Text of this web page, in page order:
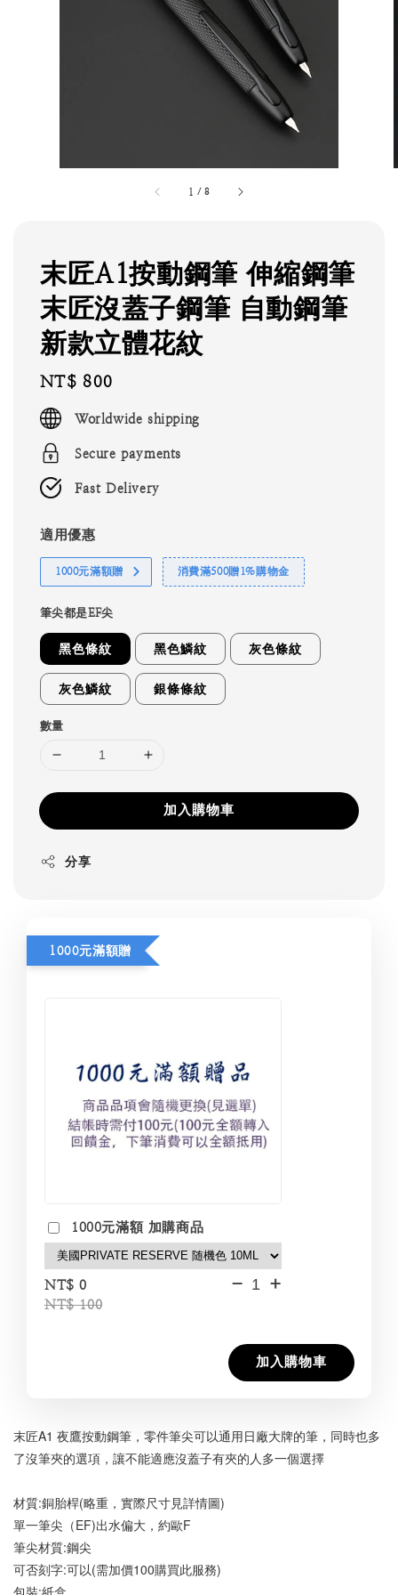
1 /8
末匠A1按動鋼筆 伸縮鋼筆
末匠沒蓋子鋼筆 自動鋼筆
新款立體花紋
Regular
price
NT$ 800
Worldwide shipping
Secure payments
Fast Delivery
適用優惠
1000元滿額贈 消費滿500贈1%購物金
筆尖都是EF尖
黑色條紋 黑色鱗紋 灰色條紋
灰色鱗紋 銀條條紋
數量
加入購物車
分享
1000元滿額贈
1000元滿額 加購商品
NT$ 0
NT$ 100
- +
加入購物車
末匠A1 夜鷹按動鋼筆，零件筆尖可以通用日廠大牌的筆，同時也多
了沒筆夾的選項，讓不能適應沒蓋子有夾的人多一個選擇
材質:銅胎桿(略重，實際尺寸見詳情圖)
單一筆尖（EF)出水偏大，約歐F
筆尖材質:鋼尖
可否刻字:可以(需加價100購買此服務)